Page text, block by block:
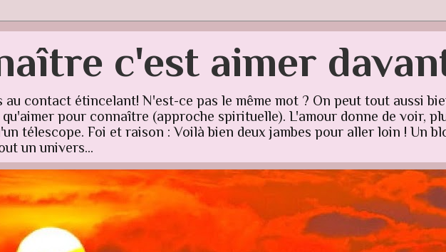
c'est aimer
contact étincelant! N'est-ce pas le même mot ? On peut tout aussi
pour connaître (approche spirituelle). L'amour donne de voir,
télescope. Foi et raison : Voilà bien deux jambes pour aller loin ! Un
un univers...